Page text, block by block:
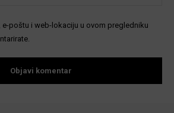
e-poštu i web-lokaciju u ovom pregledniku